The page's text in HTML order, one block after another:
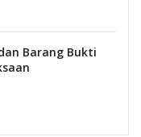
Barang Bukti